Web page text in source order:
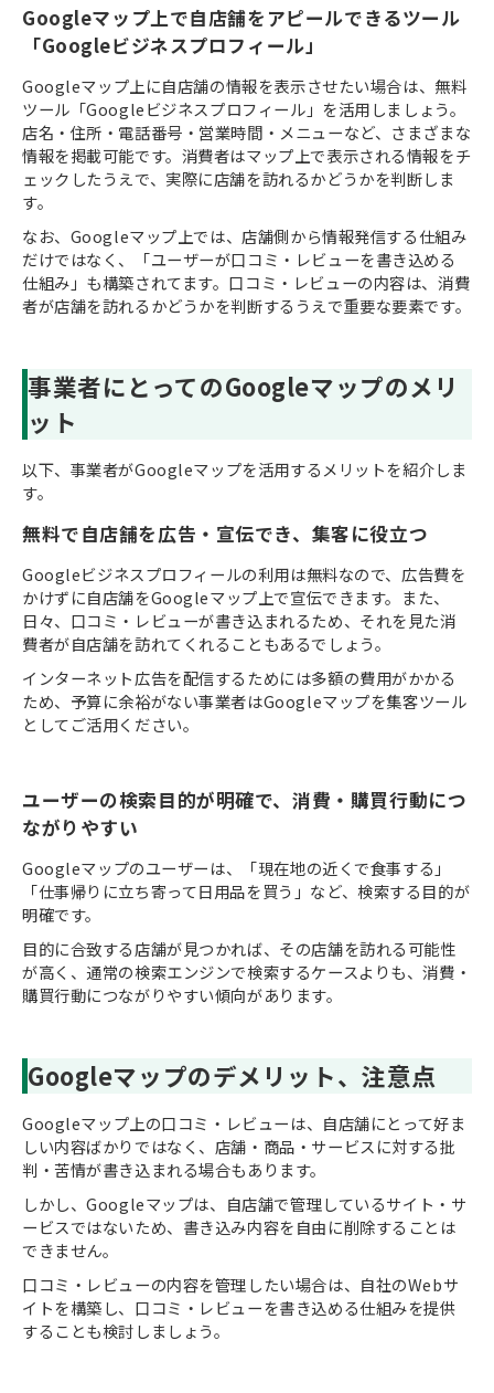
Googleマップ上で自店舗をアピールできるツール
「Googleビジネスプロフィール」
Googleマップ上に自店舗の情報を表示させたい場合は、無料
ツール「Googleビジネスプロフィール」を活用しましょう。
店名・住所・電話番号・営業時間・メニューなど、さまざまな
情報を掲載可能です。消費者はマップ上で表示される情報をチ
ェックしたうえで、実際に店舗を訪れるかどうかを判断しま
す。
なお、Googleマップ上では、店舗側から情報発信する仕組み
だけではなく、「ユーザーが口コミ・レビューを書き込める
仕組み」も構築されてます。口コミ・レビューの内容は、消費
者が店舗を訪れるかどうかを判断するうえで重要な要素です。
事業者にとってのGoogleマップのメリ
ット
以下、事業者がGoogleマップを活用するメリットを紹介しま
す。
無料で自店舗を広告・宣伝でき、集客に役立つ
Googleビジネスプロフィールの利用は無料なので、広告費を
かけずに自店舗をGoogleマップ上で宣伝できます。また、
日々、口コミ・レビューが書き込まれるため、それを見た消
費者が自店舗を訪れてくれることもあるでしょう。
インターネット広告を配信するためには多額の費用がかかる
ため、予算に余裕がない事業者はGoogleマップを集客ツール
としてご活用ください。
ユーザーの検索目的が明確で、消費・購買行動につ
ながりやすい
Googleマップのユーザーは、「現在地の近くで食事する」
「仕事帰りに立ち寄って日用品を買う」など、検索する目的が
明確です。
目的に合致する店舗が見つかれば、その店舗を訪れる可能性
が高く、通常の検索エンジンで検索するケースよりも、消費・
購買行動につながりやすい傾向があります。
Googleマップのデメリット、注意点
Googleマップ上の口コミ・レビューは、自店舗にとって好ま
しい内容ばかりではなく、店舗・商品・サービスに対する批
判・苦情が書き込まれる場合もあります。
しかし、Googleマップは、自店舗で管理しているサイト・サ
ービスではないため、書き込み内容を自由に削除することは
できません。
口コミ・レビューの内容を管理したい場合は、自社のWebサ
イトを構築し、口コミ・レビューを書き込める仕組みを提供
することも検討しましょう。